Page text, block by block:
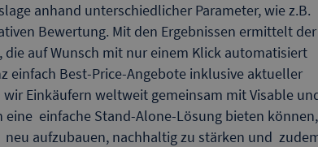
anhand unterschiedlicher Parameter, wie z.B.
Bewertung. Mit den Ergebnissen ermittelt der
auf Wunsch mit nur einem Klick automatisiert
einfach Best-Price-Angebote inklusive aktueller
Einkäufern weltweit gemeinsam mit Visable
eine einfache Stand-Alone-Lösung bieten können,
aufzubauen, nachhaltig zu stärken und